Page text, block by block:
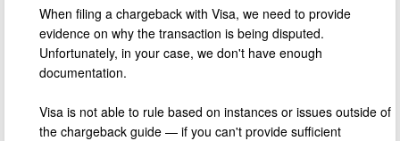
When filing a chargeback with Visa, we need to provide
evidence on why the transaction is being disputed.
Unfortunately, in your case, we don't have enough
documentation.
Visa is not able to rule based on instances or issues outside of
the chargeback guide — if you can't provide sufficient